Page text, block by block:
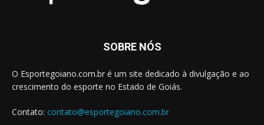
SOBRE NÓS
O Esportegoiano.com.br é um site dedicado à divulgação e ao
crescimento do esporte no Estado de Goiás.
Contato: contato@esportegoiano.com.br